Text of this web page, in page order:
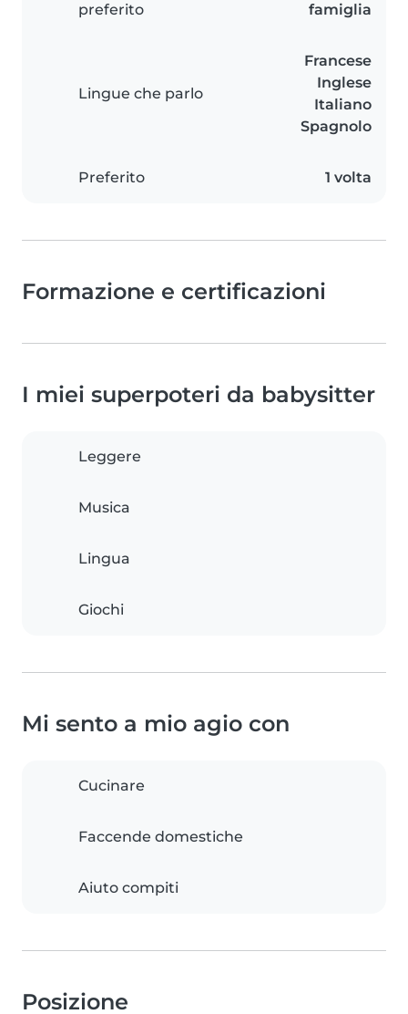
preferito
famiglia
Lingue che parlo
Francese
Inglese
Italiano
Spagnolo
Preferito 1 volta
Formazione e certificazioni
I miei superpoteri da babysitter
Leggere
Musica
Lingua
Giochi
Mi sento a mio agio con
Cucinare
Faccende domestiche
Aiuto compiti
Posizione